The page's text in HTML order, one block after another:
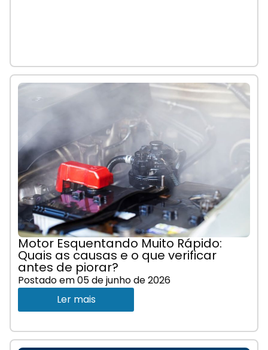
Motor Esquentando Muito Rápido:
Quais as causas e o que verificar
antes de piorar?
Postado em05 de junho de 2026
Ler mais